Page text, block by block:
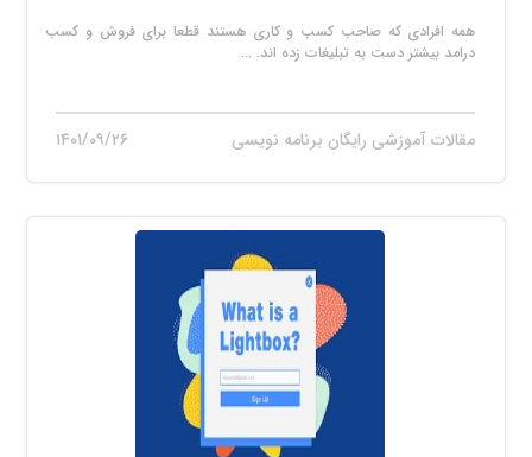
همه افرادی که صاحب کسب و کاری هستند قطعا برای فروش و کسب
درامد بیشتر دست به تبلیغات زده اند. ...
مقالات آموزشی رایگان برنامه نویسی ۱۴۰۱/۰۹/۲۶